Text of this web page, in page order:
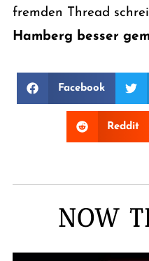
fremden Thread
Hamberg besser
Facebook
Reddit
NOW